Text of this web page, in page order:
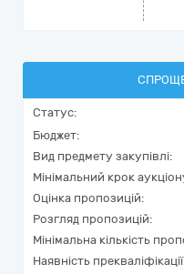
Статус:
Бюджет:
Вид предмету закупівлі:
Мінімальний крок
Оцінка пропозицій:
Розгляд пропозицій:
Мінімальна кількість
Наявність